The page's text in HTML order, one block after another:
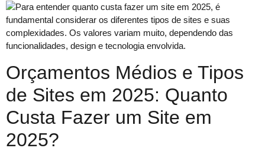
Orçamentos Médios e Tipos
de Sites em 2025: Quanto
Custa Fazer um Site em
2025?